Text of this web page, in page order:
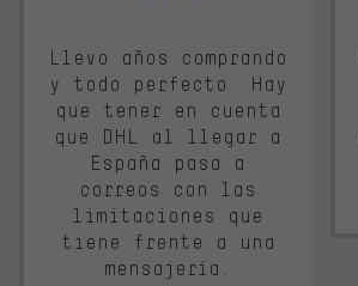
Llevo años comprando
y todo perfecto. Hay
que tener en cuenta
que DHL al llegar a
España pasa a
correos con las
limitaciones que
tiene frente a una
mensajería.